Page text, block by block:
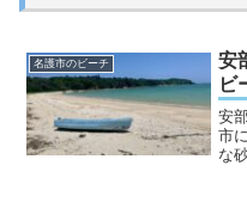
名護市のビーチ
安
ビ
安
市
な